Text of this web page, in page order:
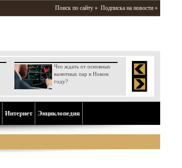
Поиск по сайту » Подписка на новости »
Что ждать от основных
валютных пар в Новом
году?
Интернет Энциклопедия